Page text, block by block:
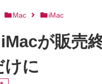
Mac iMac
が販売
けに